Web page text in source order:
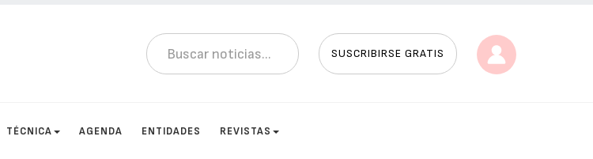
SUSCRIBIRSE GRATIS
TÉCNICA AGENDA ENTIDADES REVISTAS